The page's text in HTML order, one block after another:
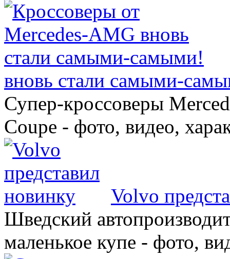
вновь стали самыми-
Супер-кроссоверы
Coupe - фото, видео,
Volvo
Шведский
маленькое купе - фото,